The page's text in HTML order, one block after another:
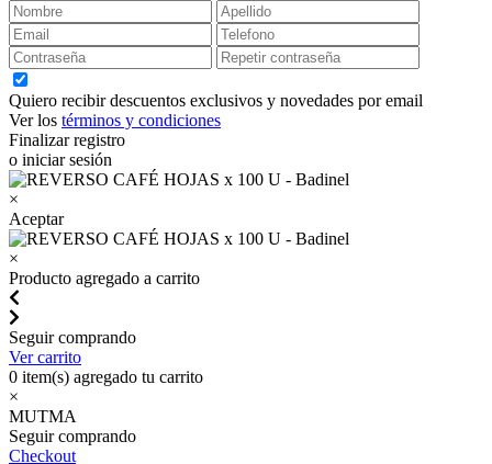
Quiero recibir descuentos exclusivos y novedades por email
Ver los términos y condiciones
Finalizar registro
o iniciar sesión
×
Aceptar
×
Producto agregado a carrito
Seguir comprando
Ver carrito
0 item(s) agregado tu carrito
×
MUTMA
Seguir comprando
Checkout